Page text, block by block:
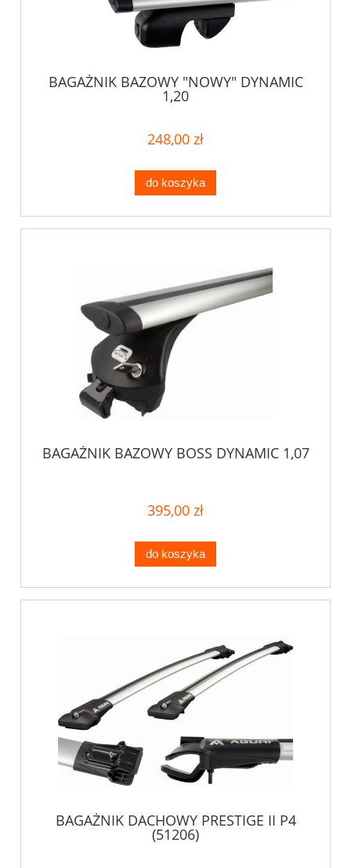
BAGAŻNIK BAZOWY "NOWY" DYNAMIC
1,20
248,00 zł
do koszyka
BAGAŻNIK BAZOWY BOSS DYNAMIC 1,07
395,00 zł
do koszyka
BAGAŻNIK DACHOWY PRESTIGE II P4
(51206)